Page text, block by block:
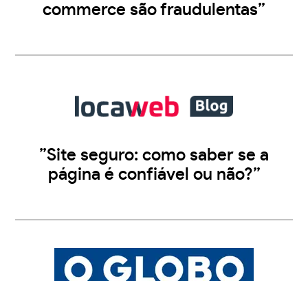
commerce são fraudulentas”
”Site seguro: como saber se a
página é confiável ou não?”